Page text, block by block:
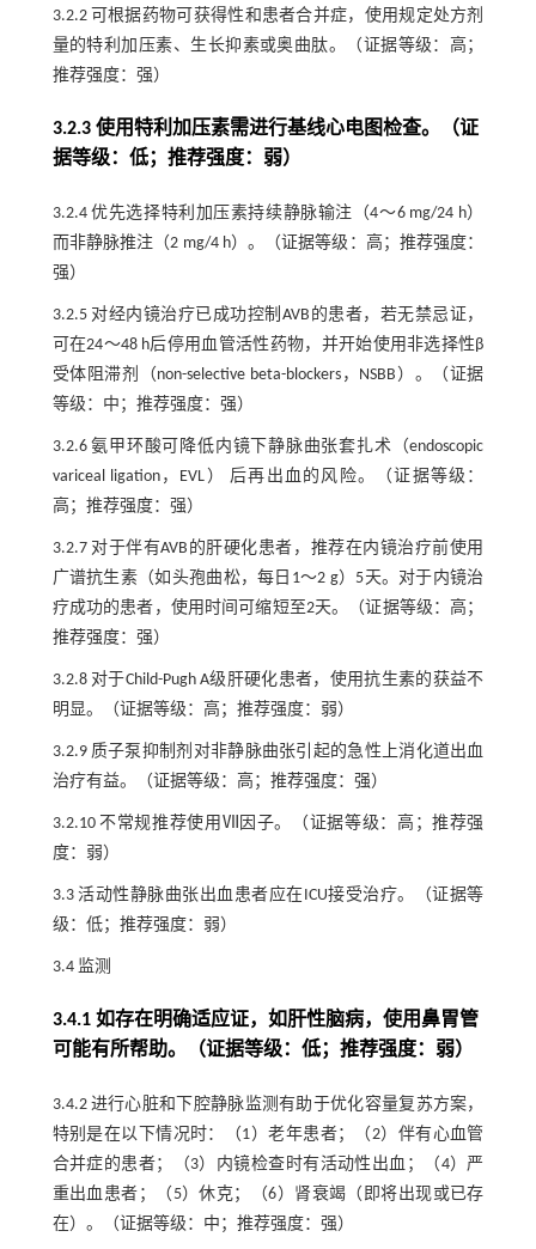
3.2.2 可根据药物可获得性和患者合并症，使用规定处方剂
量的特利加压素、生长抑素或奥曲肽。（证据等级：高；
推荐强度：强）
3.2.3 使用特利加压素需进行基线心电图检查。（证
据等级：低；推荐强度：弱）
3.2.4 优先选择特利加压素持续静脉输注（4～6 mg/24 h）
而非静脉推注（2 mg/4 h）。（证据等级：高；推荐强度：
强）
3.2.5 对经内镜治疗已成功控制AVB的患者，若无禁忌证，
可在24～48 h后停用血管活性药物，并开始使用非选择性β
受体阻滞剂（non-selective beta-blockers，NSBB）。（证据
等级：中；推荐强度：强）
3.2.6 氨甲环酸可降低内镜下静脉曲张套扎术（endoscopic
variceal ligation，EVL） 后再出血的风险。（证据等级：
高；推荐强度：强）
3.2.7 对于伴有AVB的肝硬化患者，推荐在内镜治疗前使用
广谱抗生素（如头孢曲松，每日1～2 g）5天。对于内镜治
疗成功的患者，使用时间可缩短至2天。（证据等级：高；
推荐强度：强）
3.2.8 对于Child-Pugh A级肝硬化患者，使用抗生素的获益不
明显。（证据等级：高；推荐强度：弱）
3.2.9 质子泵抑制剂对非静脉曲张引起的急性上消化道出血
治疗有益。（证据等级：高；推荐强度：强）
3.2.10 不常规推荐使用Ⅶ因子。（证据等级：高；推荐强
度：弱）
3.3 活动性静脉曲张出血患者应在ICU接受治疗。（证据等
级：低；推荐强度：弱）
3.4 监测
3.4.1 如存在明确适应证，如肝性脑病，使用鼻胃管
可能有所帮助。（证据等级：低；推荐强度：弱）
3.4.2 进行心脏和下腔静脉监测有助于优化容量复苏方案，
特别是在以下情况时：（1）老年患者；（2）伴有心血管
合并症的患者；（3）内镜检查时有活动性出血；（4）严
重出血患者；（5）休克；（6）肾衰竭（即将出现或已存
在）。（证据等级：中；推荐强度：强）